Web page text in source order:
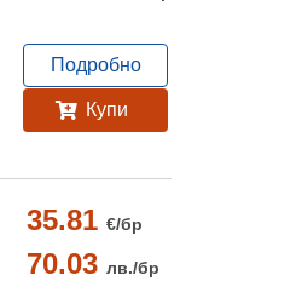
Подробно
Купи
35.81 €/бр
70.03 лв./бр